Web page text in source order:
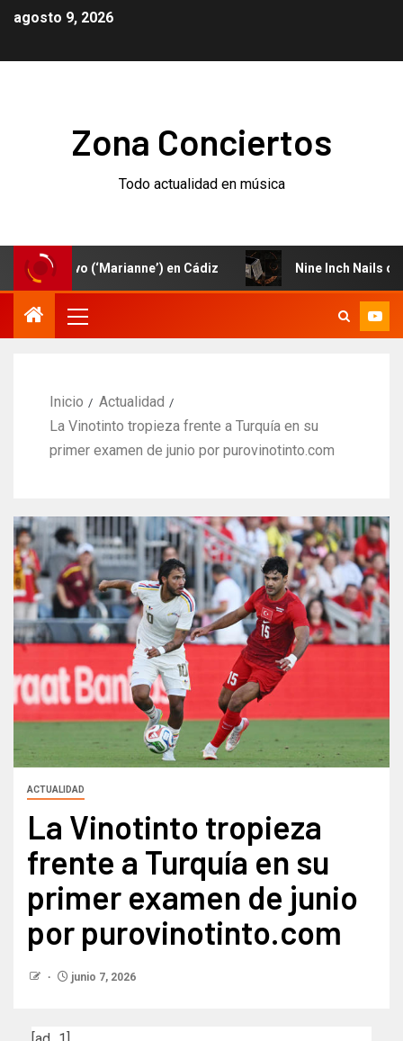
agosto 9, 2026
Zona Conciertos
Todo actualidad en música
(‘Marianne’) en Cádiz Nine Inch Nails celebran
Inicio
Actualidad
La Vinotinto tropieza frente a Turquía en su
primer examen de junio por purovinotinto.com
ACTUALIDAD
La Vinotinto tropieza
frente a Turquía en su
primer examen de junio
por purovinotinto.com
junio 7, 2026